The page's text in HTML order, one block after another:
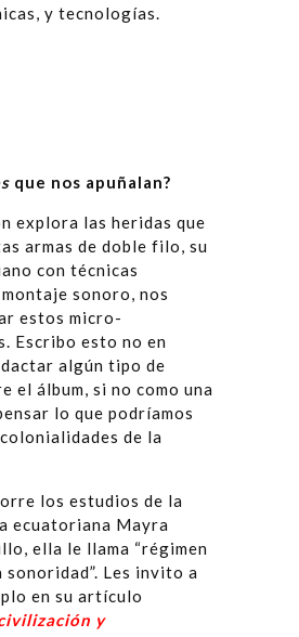
y tecnologías.
que nos apuñalan?
explora las heridas que
armas de doble filo, su
con técnicas
sonoro, nos
estos micro-
Escribo esto no en
algún tipo de
el álbum, si no como una
lo que podríamos
de la
los estudios de la
ecuatoriana Mayra
ella le llama “régimen
Les invito a
en su artículo
y